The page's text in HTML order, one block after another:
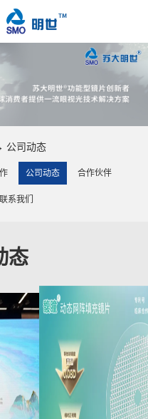
公司动态
公司动态 合作伙伴
联系我们
态